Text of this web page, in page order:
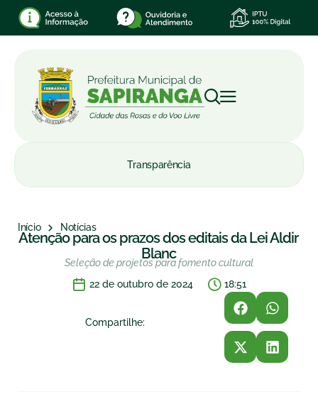
Transparência
Início Notícias
Atenção para os prazos dos editais da Lei Aldir
Blanc
Seleção de projetos para fomento cultural
22 de outubro de 2024
18:51
Compartilhe: